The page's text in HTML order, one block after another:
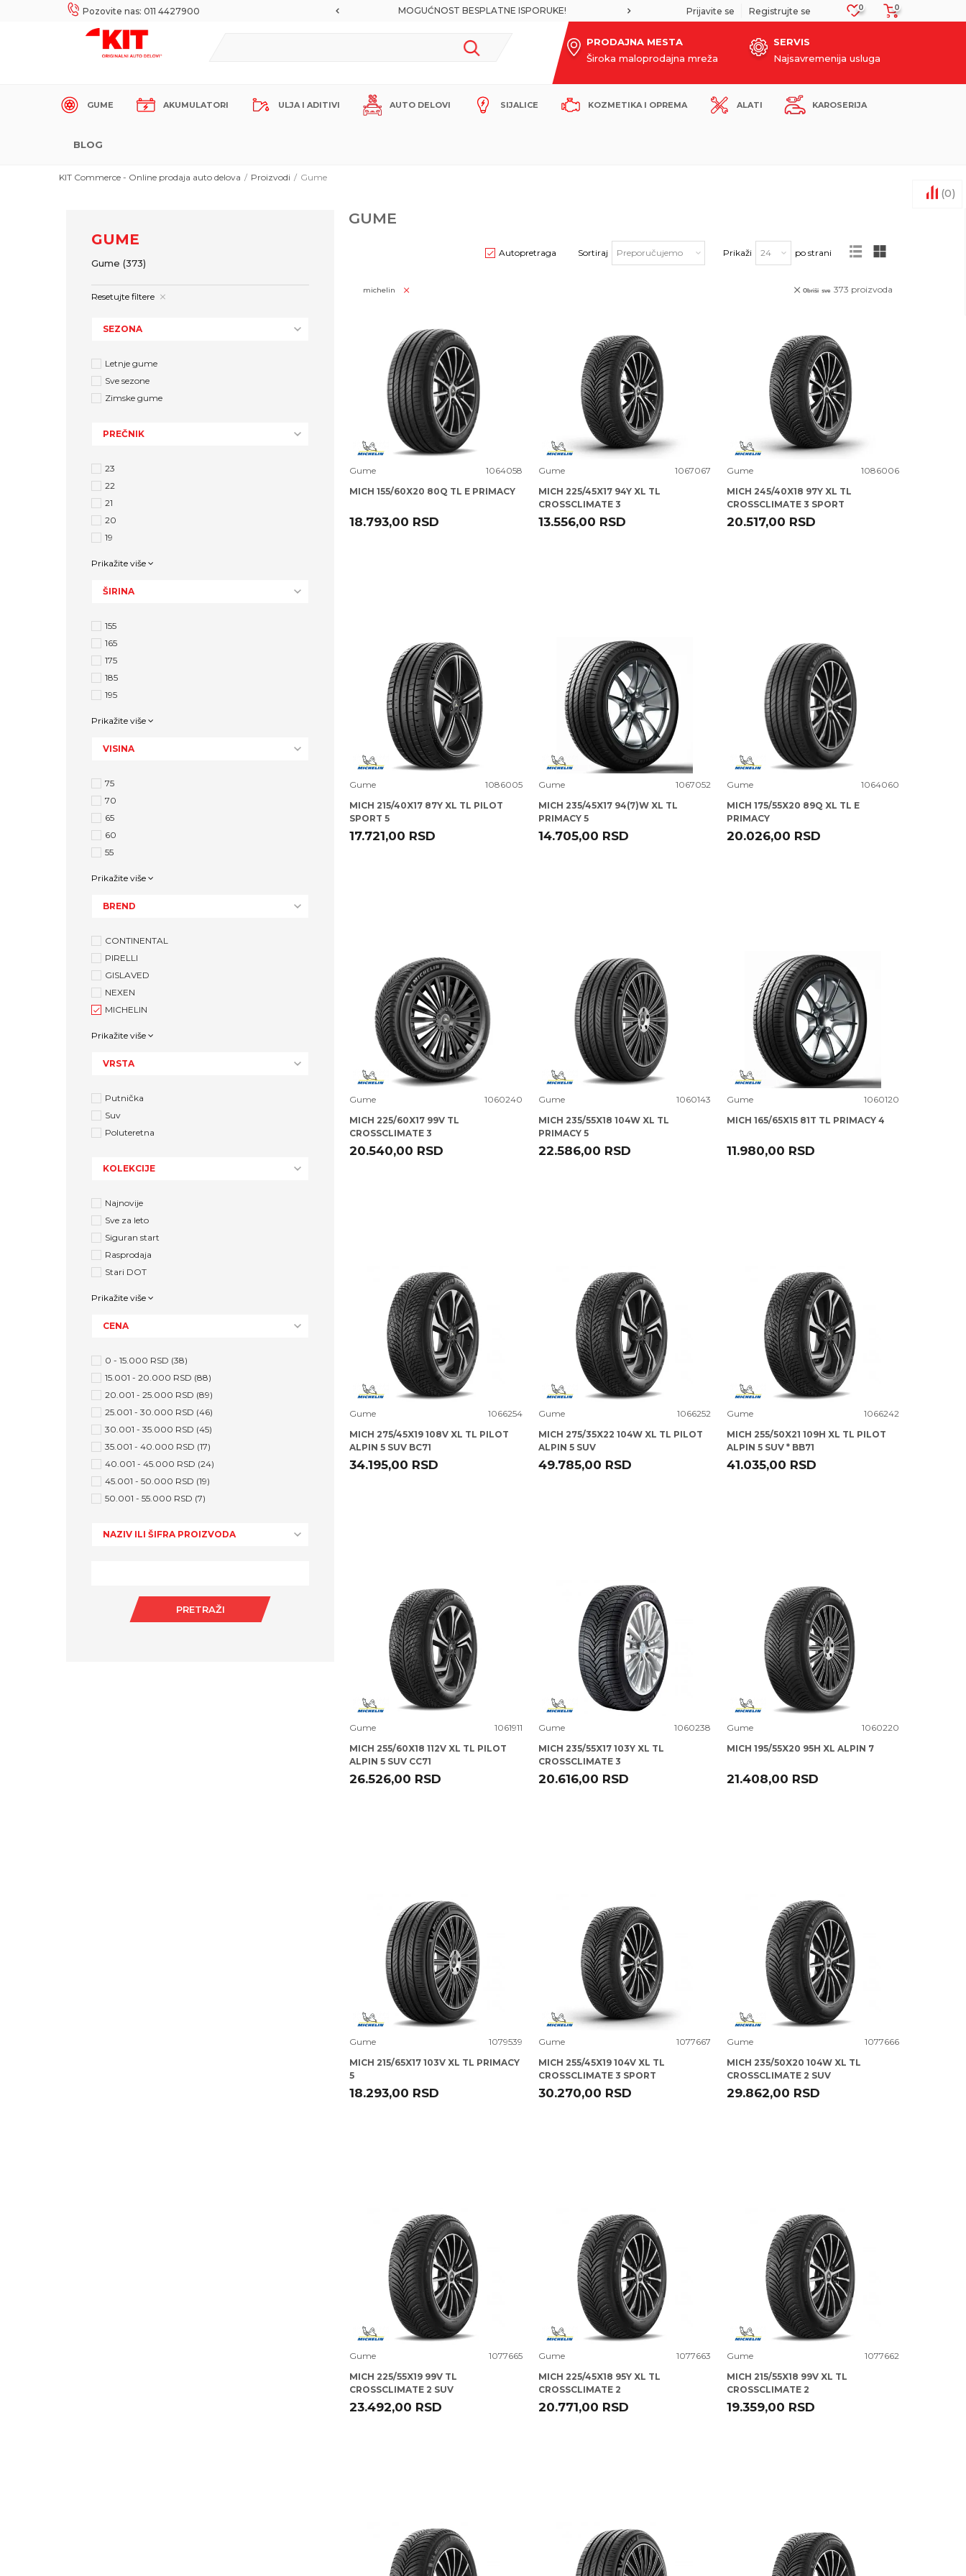
Pozovite nas: 011 4427900
SIGURNO PLAĆANJE PLATNIM KARTICAMA! MOGUĆNOST BESPLATNE ISPORUKE! SIGURNO PLAĆANJE PLATNIM KARTICAMA! 0
0
Prijavite se Registrujte se
PRODAJNA MESTA
Široka maloprodajna mreža
SERVIS
Najsavremenija usluga
GUME AKUMULATORI ULJA I ADITIVI AUTO DELOVI SIJALICE KOZMETIKA I OPREMA ALATI KAROSERIJA
BLOG
(0)
KIT Commerce - Online prodaja auto delova Proizvodi Gume
GUME
Gume (373)
Resetujte filtere
SEZONA
Letnje gume
Sve sezone
Zimske gume
PREČNIK
23
22
21
20
19
Prikažite više
ŠIRINA
155
165
175
185
195
Prikažite više
VISINA
75
70
65
60
55
Prikažite više
BREND
CONTINENTAL
PIRELLI
GISLAVED
NEXEN
MICHELIN
Prikažite više
VRSTA
Putnička
Suv
Poluteretna
KOLEKCIJE
Najnovije
Sve za leto
Siguran start
Rasprodaja
Stari DOT
Prikažite više
CENA
0 - 15.000 RSD (38)
15.001 - 20.000 RSD (88)
20.001 - 25.000 RSD (89)
25.001 - 30.000 RSD (46)
30.001 - 35.000 RSD (45)
35.001 - 40.000 RSD (17)
40.001 - 45.000 RSD (24)
45.001 - 50.000 RSD (19)
50.001 - 55.000 RSD (7)
NAZIV ILI ŠIFRA PROIZVODA
PRETRAŽI
GUME
Autopretraga Sortiraj Prikaži po strani
michelin 373 proizvoda
Obriši sve
Uporedi
Gume
1064058
MICH 155/60X20 80Q TL E PRIMACY
18.793,00 RSD
Uporedi
Gume
1067067
MICH 225/45X17 94Y XL TL
CROSSCLIMATE 3
13.556,00 RSD
Uporedi
Gume
1086006
MICH 245/40X18 97Y XL TL
CROSSCLIMATE 3 SPORT
20.517,00 RSD
Uporedi
Gume
1086005
MICH 215/40X17 87Y XL TL PILOT
SPORT 5
17.721,00 RSD
Uporedi
Gume
1067052
MICH 235/45X17 94(7)W XL TL
PRIMACY 5
14.705,00 RSD
Uporedi
Gume
1064060
MICH 175/55X20 89Q XL TL E
PRIMACY
20.026,00 RSD
Uporedi
Gume
1060240
MICH 225/60X17 99V TL
CROSSCLIMATE 3
20.540,00 RSD
Uporedi
Gume
1060143
MICH 235/55X18 104W XL TL
PRIMACY 5
22.586,00 RSD
Uporedi
Gume
1060120
MICH 165/65X15 81T TL PRIMACY 4
11.980,00 RSD
Uporedi
Gume
1066254
MICH 275/45X19 108V XL TL PILOT
ALPIN 5 SUV BC71
34.195,00 RSD
Uporedi
Gume
1066252
MICH 275/35X22 104W XL TL PILOT
ALPIN 5 SUV
49.785,00 RSD
Uporedi
Gume
1066242
MICH 255/50X21 109H XL TL PILOT
ALPIN 5 SUV * BB71
41.035,00 RSD
Uporedi
Gume
1061911
MICH 255/60X18 112V XL TL PILOT
ALPIN 5 SUV CC71
26.526,00 RSD
Uporedi
Gume
1060238
MICH 235/55X17 103Y XL TL
CROSSCLIMATE 3
20.616,00 RSD
Uporedi
Gume
1060220
MICH 195/55X20 95H XL ALPIN 7
21.408,00 RSD
Uporedi
Gume
1079539
MICH 215/65X17 103V XL TL PRIMACY
5
18.293,00 RSD
Uporedi
Gume
1077667
MICH 255/45X19 104V XL TL
CROSSCLIMATE 3 SPORT
30.270,00 RSD
Uporedi
Gume
1077666
MICH 235/50X20 104W XL TL
CROSSCLIMATE 2 SUV
29.862,00 RSD
Uporedi
Gume
1077665
MICH 225/55X19 99V TL
CROSSCLIMATE 2 SUV
23.492,00 RSD
Uporedi
Gume
1077663
MICH 225/45X18 95Y XL TL
CROSSCLIMATE 2
20.771,00 RSD
Uporedi
Gume
1077662
MICH 215/55X18 99V XL TL
CROSSCLIMATE 2
19.359,00 RSD